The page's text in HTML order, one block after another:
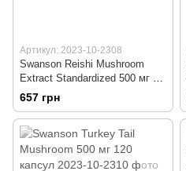
Артикул: 2023-10-2308
Swanson Reishi Mushroom
Extract Standardized 500 мг 90
капсул
657 грн